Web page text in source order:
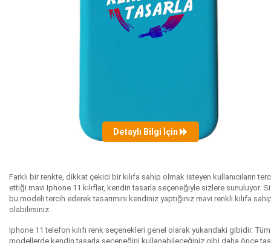
Detaylı Bilgi İçin
Farklı bir renkte, dikkat çekici bir kılıfa sahip olmak isteyen kullanıcıların
ettiği mavi Iphone 11 kılıflar, kendin tasarla seçeneğiyle sizlere sunuluyor.
bu modeli tercih ederek tasarımını kendiniz yaptığınız mavi renkli kılıfa
olabilirsiniz.
Iphone 11 telefon kılıfı renk seçenekleri genel olarak yukarıdaki gibidir. Tüm
modellerde kendin tasarla seçeneğini kullanabileceğiniz gibi daha önce